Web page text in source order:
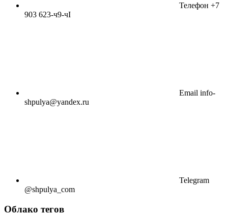
Телефон +7
903 623-ч9-чI
Email info-
shpulya@yandex.ru
Telegram
@shpulya_com
Облако тегов